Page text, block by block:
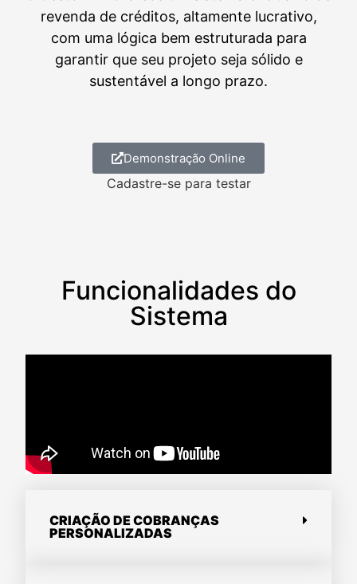
revenda de créditos, altamente lucrativo,
com uma lógica bem estruturada para
garantir que seu projeto seja sólido e
sustentável a longo prazo.
Demonstração Online
Cadastre-se para testar
Funcionalidades do
Sistema
CRIAÇÃO DE COBRANÇAS
PERSONALIZADAS